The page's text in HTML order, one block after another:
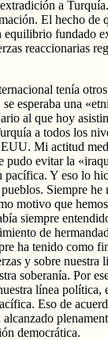
a
El hecho de
equilibrio fundado
reaccionarias
tenía
esperaba una
al que hoy
a todos los
Mi actitud
pudo evitar la
pacífica. Y eso lo
Siempre he
motivo que
siempre
de
ha tenido como
y sobre nuestra
soberanía. Por
línea política,
Eso de
democrática.